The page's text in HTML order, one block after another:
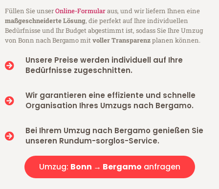
Füllen Sie unserOnline-Formularaus, und wir liefern Ihnen eine
maßgeschneiderte Lösung, die perfekt auf Ihre individuellen
Bedürfnisse und Ihr Budget abgestimmt ist, sodass Sie Ihre Umzug
von Bonn nach Bergamo mitvoller Transparenzplanen können.
Unsere Preise werden individuell auf Ihre
Bedürfnisse zugeschnitten.
Wir garantieren eine effiziente und schnelle
Organisation Ihres Umzugs nach Bergamo.
Bei Ihrem Umzug nach Bergamo genießen Sie
unseren Rundum-sorglos-Service.
Umzug: Bonn → Bergamo anfragen